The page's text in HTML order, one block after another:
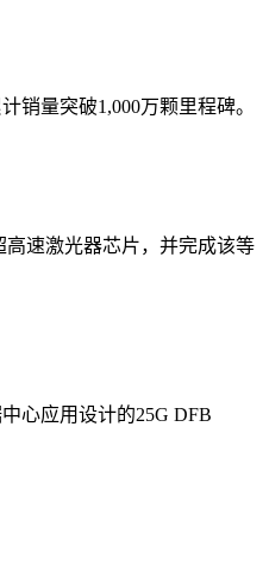
销量突破1,000万颗里程碑。
速激光器芯片，并完成该等
心应用设计的25G DFB